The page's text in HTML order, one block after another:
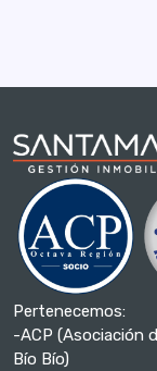
Pertenecemos:
-ACP (Asociación
Bío Bío)